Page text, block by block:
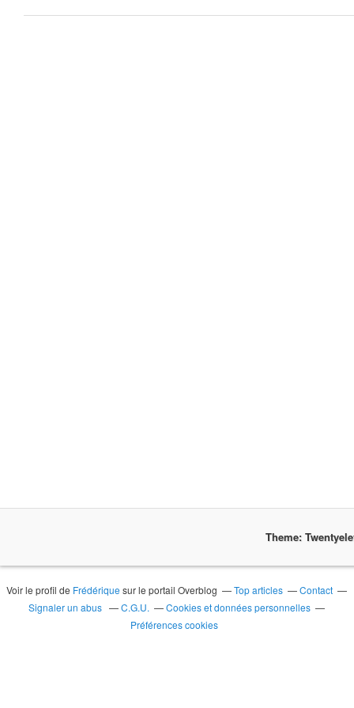
Theme:
Voir le profil de Frédérique sur le portail Overblog Top articles
Contact
Signaler un abus
C.G.U.
Cookies et données personnelles
Préférences cookies